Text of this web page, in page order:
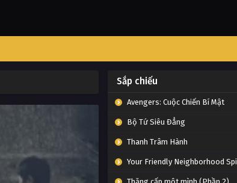
Sắp chiếu
Avengers: Cuộc Chiến Bí Mật
Bộ Tứ Siêu Đẳng
Thanh Trâm Hành
Your Friendly Neighborhood Spider-Man